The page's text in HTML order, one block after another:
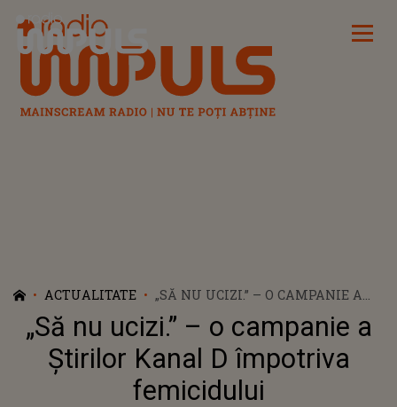
Radio Impuls
ACTUALITATE
„SĂ NU UCIZI.” – O CAMPANIE A
ŞTIRILOR KANAL D ÎMPOTRIVA
FEMICIDULUI
„Să nu ucizi.” – o campanie a
Ştirilor Kanal D împotriva
femicidului